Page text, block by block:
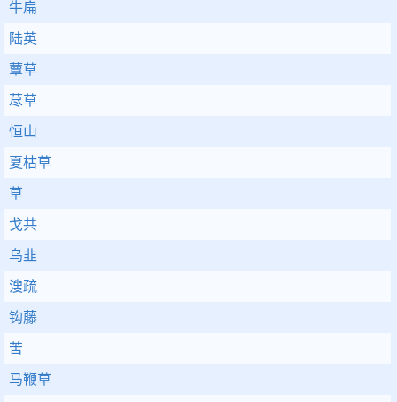
牛扁
陆英
蕈草
荩草
恒山
夏枯草
草
戈共
乌韭
溲疏
钩藤
苦
马鞭草